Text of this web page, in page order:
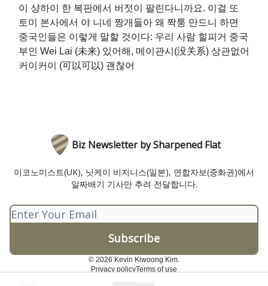
이 샹하이 한 복판에서 버젓이 팔린다니까요. 이걸 또
토미 본사에서 야 니네 짱개들아 왜 짝퉁 만드니 하면
중국인들은 이렇게 말할 것이다: 우리 사람 힐피거 중국
부인 Wei Lai (未来) 있어해, 메이관시(没关系) 상관없어
커이커이 (可以可以) 괜찮어
Biz Newsletter by Sharpened Flat
이코노미스트(UK), 닛케이 비지니스(일본), 연합자보(중화권)에서
알짜배기 기사만 추려 전달합니다.
© 2026 Kevin Kiwoong Kim.
Privacy policyTerms of use